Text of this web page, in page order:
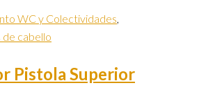
WC y Colectividades
cabello
Pistola Superior